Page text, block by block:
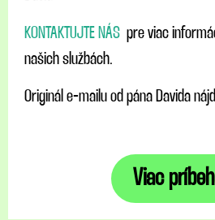
KONTAKTUJTE NÁS pre viac
našich službách.
Originál e-mailu od pána Davida
Viac